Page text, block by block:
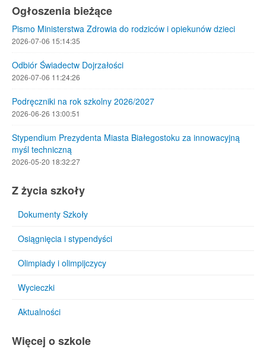
Ogłoszenia bieżące
Pismo Ministerstwa Zdrowia do rodziców i opiekunów dzieci
2026-07-06 15:14:35
Odbiór Świadectw Dojrzałości
2026-07-06 11:24:26
Podręczniki na rok szkolny 2026/2027
2026-06-26 13:00:51
Stypendium Prezydenta Miasta Białegostoku za innowacyjną
myśl techniczną
2026-05-20 18:32:27
Z życia szkoły
Dokumenty Szkoły
Osiągnięcia i stypendyści
Olimpiady i olimpijczycy
Wycieczki
Aktualności
Więcej o szkole